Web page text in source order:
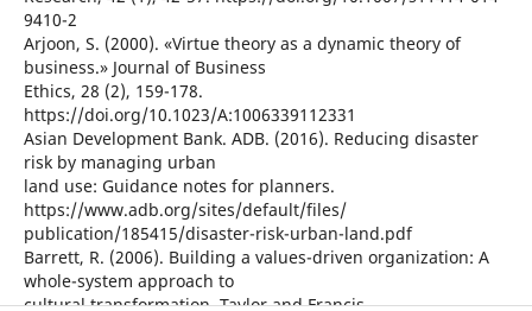
9410-2
Arjoon, S. (2000). «Virtue theory as a dynamic theory of
business.» Journal of Business
Ethics, 28 (2), 159-178.
https://doi.org/10.1023/A:1006339112331
Asian Development Bank. ADB. (2016). Reducing disaster
risk by managing urban
land use: Guidance notes for planners.
https://www.adb.org/sites/default/files/
publication/185415/disaster-risk-urban-land.pdf
Barrett, R. (2006). Building a values-driven organization: A
whole-system approach to
cultural transformation. Taylor and Francis.